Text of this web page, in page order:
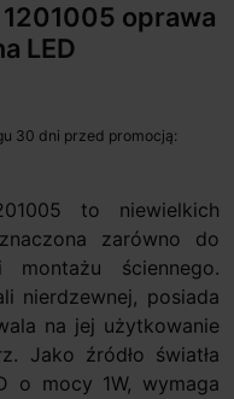
1201005 oprawa
LED
30 dni przed promocją:
to niewielkich
zarówno do
ściennego.
nierdzewnej, posiada
na jej użytkowanie
Jako źródło światła
o mocy 1W, wymaga